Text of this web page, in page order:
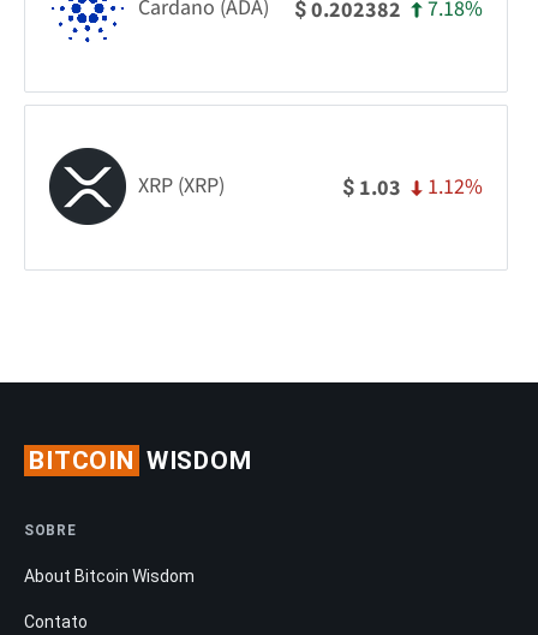
Cardano (ADA) $0.202382 7.18%
XRP (XRP) $ 1.03 1.12%
BITCOIN WISDOM
SOBRE
About Bitcoin Wisdom
Contato